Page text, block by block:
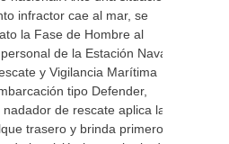
infractor cae al mar, se
la Fase de Hombre al
de la Estación Naval
y Vigilancia Marítima
tipo Defender,
de rescate aplica la
trasero y brinda primeros